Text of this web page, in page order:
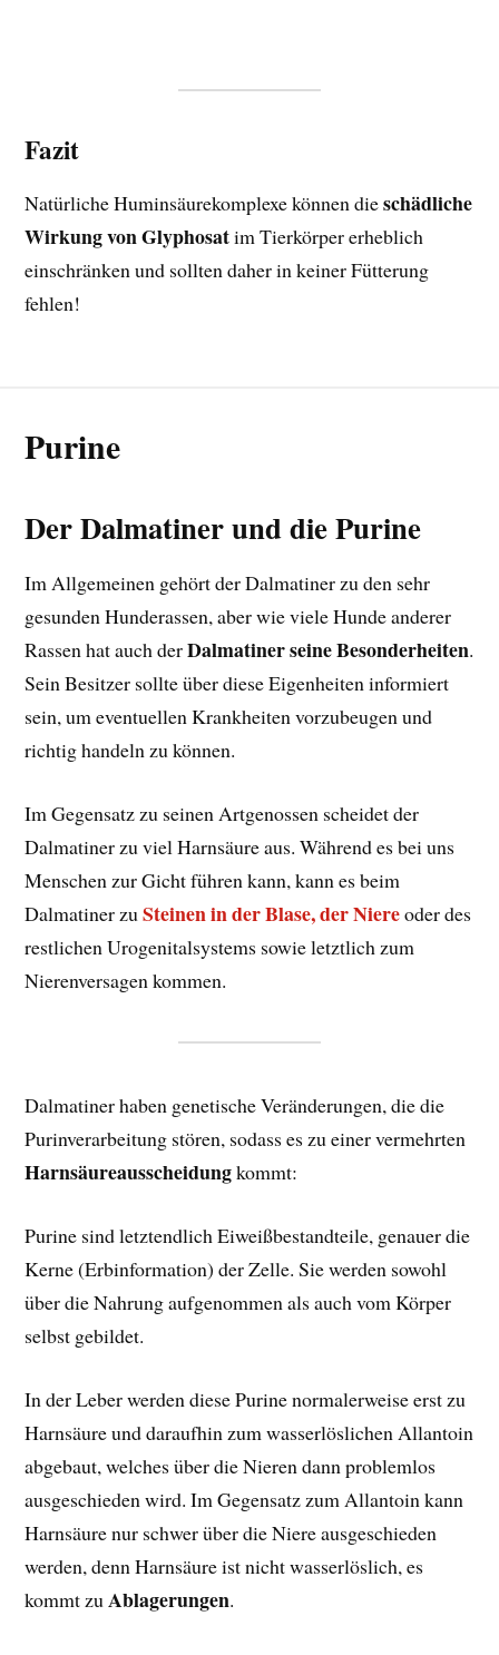
Fazit
Natürliche Huminsäurekomplexe können dieschädliche
Wirkung von Glyphosatim Tierkörper erheblich
einschränken und sollten daher in keiner Fütterung
fehlen!
Purine
Der Dalmatiner und die Purine
Im Allgemeinen gehört der Dalmatiner zu den sehr
gesunden Hunderassen, aber wie viele Hunde anderer
Rassen hat auch derDalmatiner seine Besonderheiten.
Sein Besitzer sollte über diese Eigenheiten informiert
sein, um eventuellen Krankheiten vorzubeugen und
richtig handeln zu können.
Im Gegensatz zu seinen Artgenossen scheidet der
Dalmatiner zu viel Harnsäure aus. Während es bei uns
Menschen zur Gicht führen kann, kann es beim
Dalmatiner zuSteinen in der Blase, der Niereoder des
restlichen Urogenitalsystems sowie letztlich zum
Nierenversagen kommen.
Dalmatiner haben genetische Veränderungen, die die
Purinverarbeitung stören, sodass es zu einer vermehrten
Harnsäureausscheidungkommt:
Purine sind letztendlich Eiweißbestandteile, genauer die
Kerne (Erbinformation) der Zelle. Sie werden sowohl
über die Nahrung aufgenommen als auch vom Körper
selbst gebildet.
In der Leber werden diese Purine normalerweise erst zu
Harnsäure und daraufhin zum wasserlöslichen Allantoin
abgebaut, welches über die Nieren dann problemlos
ausgeschieden wird. Im Gegensatz zum Allantoin kann
Harnsäure nur schwer über die Niere ausgeschieden
werden, denn Harnsäure ist nicht wasserlöslich, es
kommt zu Ablagerungen.